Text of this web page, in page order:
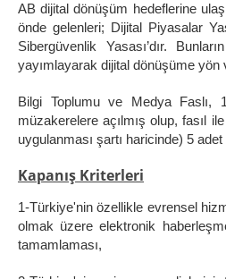
AB dijital dönüşüm hedeflerine
önde gelenleri; Dijital Piyasalar
Sibergüvenlik Yasası’dır.
yayımlayarak dijital dönüşüme yön
Bilgi Toplumu ve Medya Faslı,
müzakerelere açılmış olup, fasıl
uygulanması şartı haricinde) 5
Kapanış Kriterleri
1-Türkiye'nin özellikle evrensel
olmak üzere elektronik
tamamlaması,